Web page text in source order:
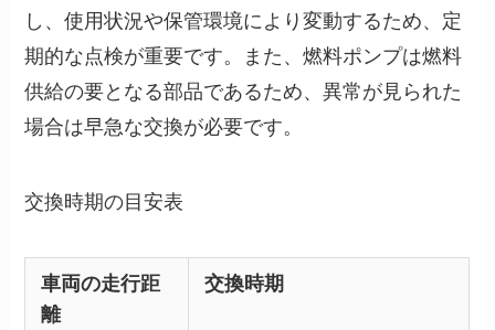
し、使用状況や保管環境により変動するため、定
期的な点検が重要です。また、燃料ポンプは燃料
供給の要となる部品であるため、異常が見られた
場合は早急な交換が必要です。
交換時期の目安表
車両の走行距
離
交換時期